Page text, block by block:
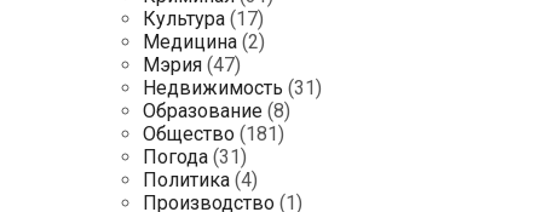
Культура (17)
Медицина (2)
Мэрия (47)
Недвижимость (31)
Образование (8)
Общество (181)
Погода (31)
Политика (4)
Производство (1)